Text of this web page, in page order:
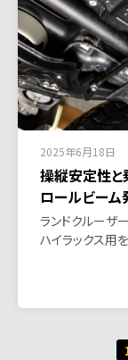
2025年6月18日
操縦安定性と
ロールビーム
ランドクルーザ
ハイラックス用